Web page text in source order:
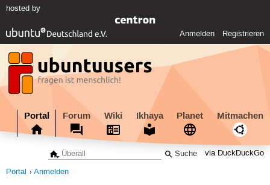
hosted by
Anmelden Registrieren
Portal Forum Wiki Ikhaya Planet Mitmachen
via DuckDuckGo
Portal Anmelden